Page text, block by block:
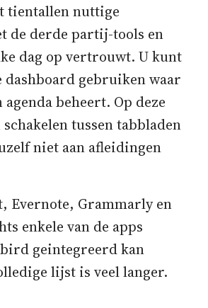
nuttige
de derde partij-tools en
dag op vertrouwt. U kunt
dashboard gebruiken waar
beheert. Op deze
tussen tabbladen
niet aan afleidingen
Evernote, Grammarly en
enkele van de apps
geintegreerd kan
lijst is veel langer.